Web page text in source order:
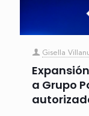
Gisella
a Grupo